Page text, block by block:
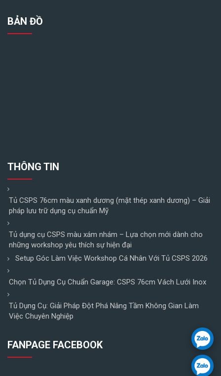
BẢN ĐỒ
THÔNG TIN
Tủ CSPS 76cm màu xanh dương (mặt thép xanh dương) – Giải
pháp lưu trữ dụng cụ chuẩn Mỹ
Tủ dụng cụ CSPS màu xám nhám – Lựa chọn mới dành cho
những workshop yêu thích sự hiện đại
Setup Góc Làm Việc Workshop Cá Nhân Với Tủ CSPS 2026
Chọn Tủ Dụng Cụ Chuẩn Garage: CSPS 76cm Vách Lưới Inox
Tủ Dụng Cụ: Giải Pháp Đột Phá Nâng Tầm Không Gian Làm
Việc Chuyên Nghiệp
FANPAGE FACEBOOK